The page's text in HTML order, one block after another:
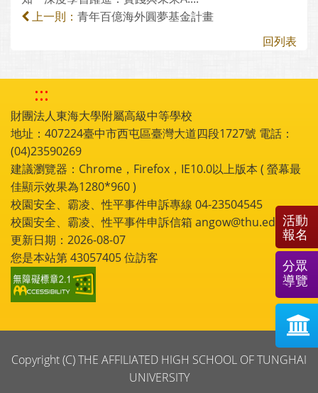
上一則： 青年百億海外圓夢基金計畫
回列表
:::
財團法人東海大學附屬高級中等學校
地址：407224臺中市西屯區臺灣大道四段1727號 電話：
(04)23590269
建議瀏覽器：Chrome，Firefox，IE10.0以上版本 ( 螢幕最
佳顯示效果為1280*960 )
校園安全、霸凌、性平事件申訴專線 04-23504545
校園安全、霸凌、性平事件申訴信箱 angow@thu.edu.tw
更新日期：2026-08-07
您是本站第43057405位訪客
Copyright (C) THE AFFILIATED HIGH SCHOOL OF TUNGHAI
UNIVERSITY
活動
報名
分眾
導覽